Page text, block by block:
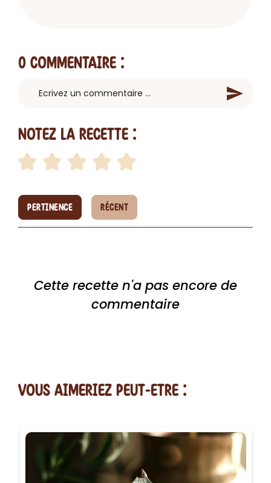
0 Commentaire :
Notez la recette :
PERTINENCE RÉCENT
Cette recette n'a pas encore de
commentaire
vous AIMERiEZ PEUT-ETRE :